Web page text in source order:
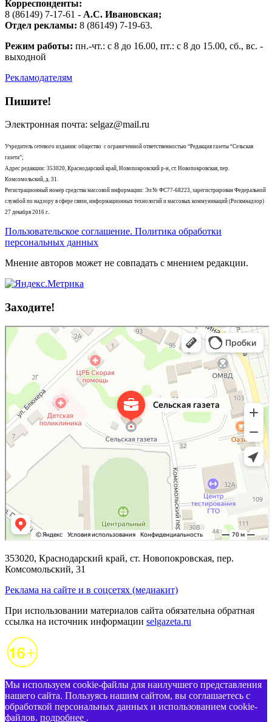
Корреспонденты:
8 (86149) 7-17-61 - А.С. Ивановская;
Отдел рекламы: 8 (86149) 7-19-63.
Режим работы: пн.-чт.: с 8 до 16.00, пт.: с 8 до 15.00, сб., вс. -
выходной
Рекламодателям
Пишите!
Электронная почта: selgaz@mail.ru
Учредитель сетевого издания: общество с ограниченной ответственностью “Редакция газеты “Сельская
газета”;
Адрес редакции: 353020, Краснодарский край, Новопокровский р-н, ст. Новопокровская, пер.
Комсомольский, д. 31.
Регистрационный номер средства массовой информации: Эл № ФС77-68223, зарегистрирован Федеральной
службой по надзору в сфере связи, информационных технологий и массовых коммуникаций (Роскмнадзор)
27 декабря 2016 г..
Пользовательское соглашение. Политика обработки
персональных данных
Мнение авторов может не совпадать с мнением редакции.
Заходите!
353020, Краснодарский край, ст. Новопокровская, пер.
Комсомольский, 31
Реклама на сайте и в соцсетях (медиакит)
При использовании материалов сайта обязательна обратная
ссылка на источник информации selgazeta.ru
Мы используем cookie-файлы для наилучшего представления
нашего сайта. Пользуясь нашим сайтом, вы соглашаетесь с
обработкой персональных данных и использованием cookie-
файлов. подробнее .